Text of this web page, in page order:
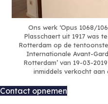
Ons werk ‘Opus 1068/
Plasschaert uit 1917 was
Rotterdam op de
Internationale Avant-
Rotterdam’ van 19-03-
inmiddels verkocht aan
Contact opnemen